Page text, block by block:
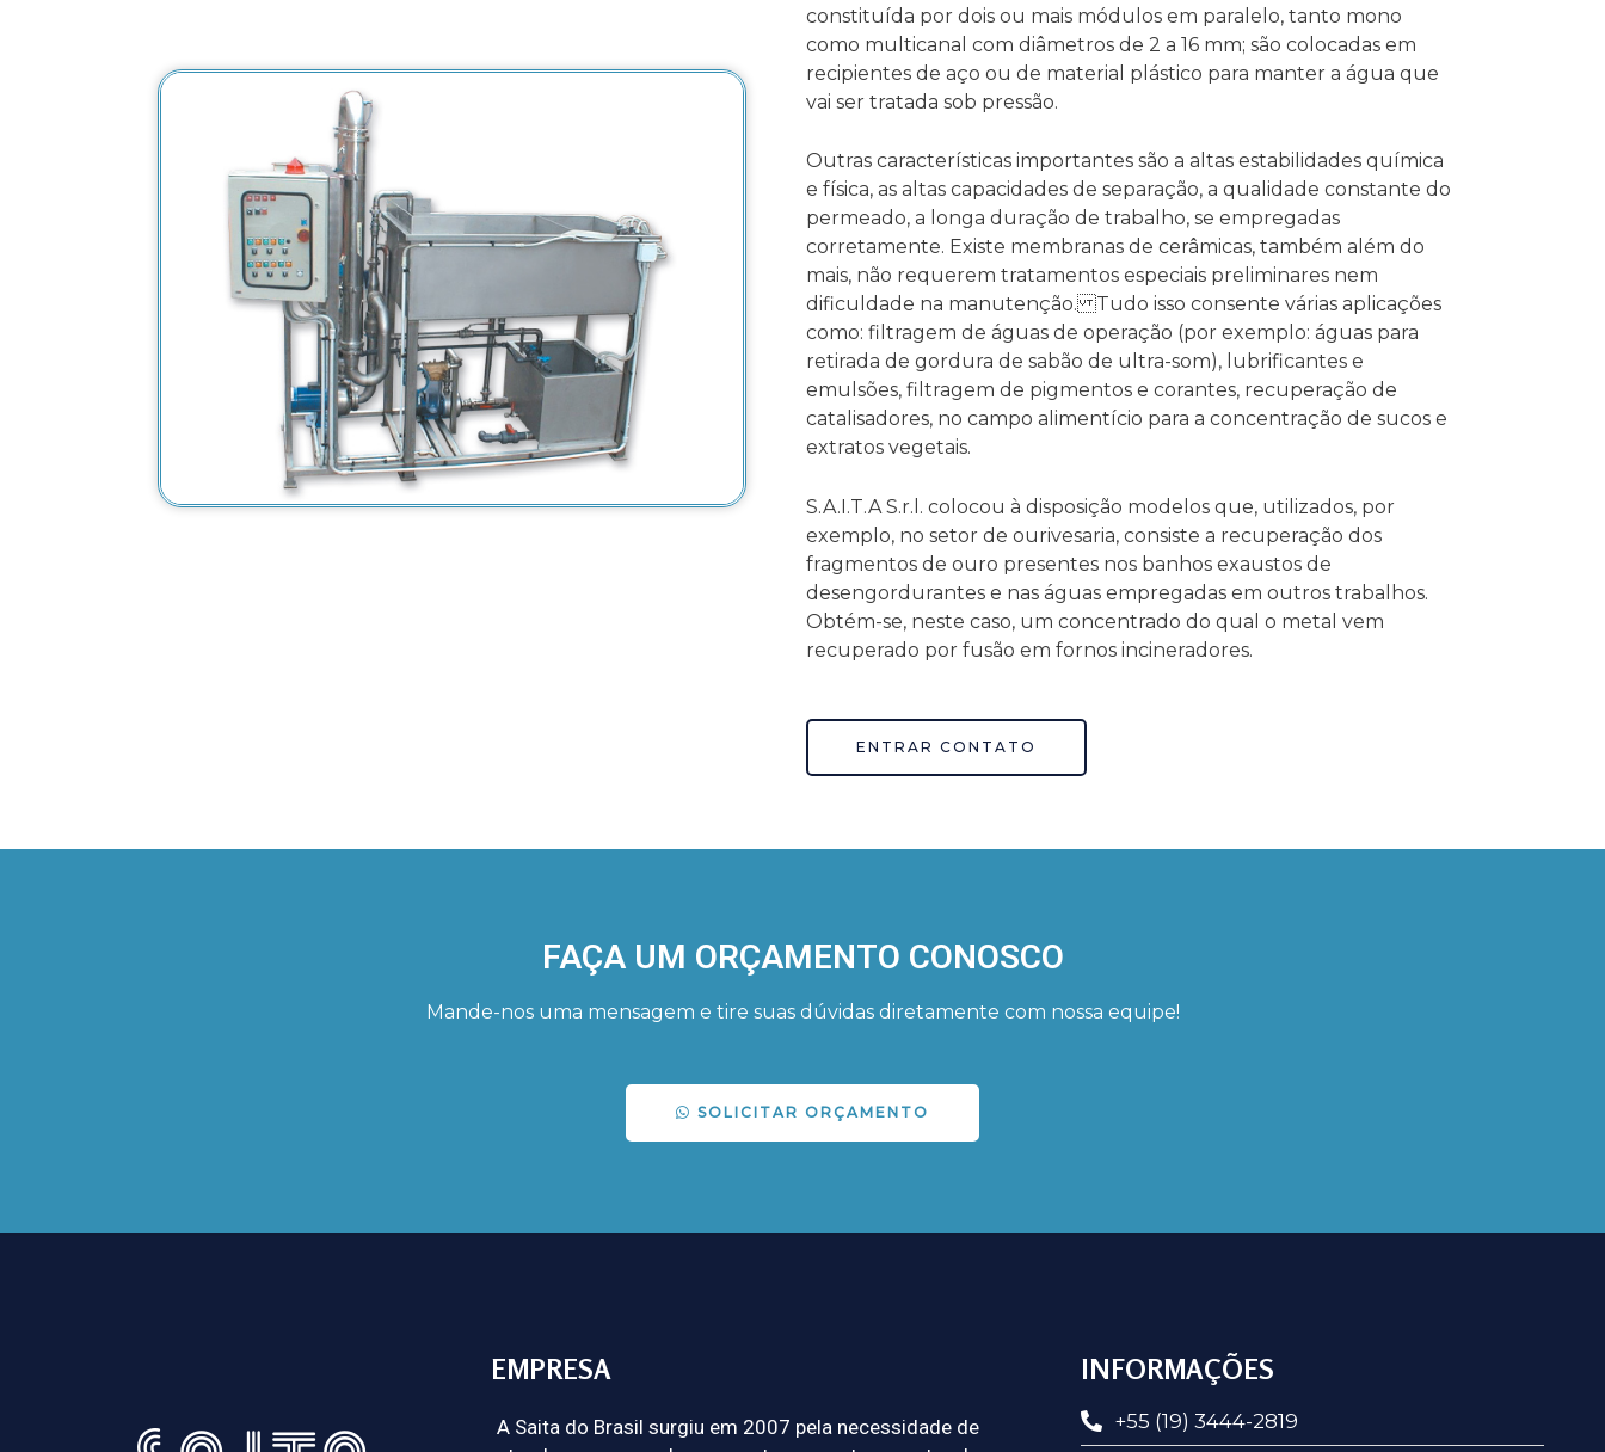
constituída por dois ou mais módulos em paralelo, tanto mono
como multicanal com diâmetros de 2 a 16 mm; são colocadas em
recipientes de aço ou de material plástico para manter a água que
vai ser tratada sob pressão.
Outras características importantes são a altas estabilidades química
e física, as altas capacidades de separação, a qualidade constante do
permeado, a longa duração de trabalho, se empregadas
corretamente. Existe membranas de cerâmicas, também além do
mais, não requerem tratamentos especiais preliminares nem
dificuldade na manutenção. Tudo isso consente várias aplicações
como: filtragem de águas de operação (por exemplo: águas para
retirada de gordura de sabão de ultra-som), lubrificantes e
emulsões, filtragem de pigmentos e corantes, recuperação de
catalisadores, no campo alimentício para a concentração de sucos e
extratos vegetais.
S.A.I.T.A S.r.l. colocou à disposição modelos que, utilizados, por
exemplo, no setor de ourivesaria, consiste a recuperação dos
fragmentos de ouro presentes nos banhos exaustos de
desengordurantes e nas águas empregadas em outros trabalhos.
Obtém-se, neste caso, um concentrado do qual o metal vem
recuperado por fusão em fornos incineradores.
ENTRAR CONTATO
FAÇA UM ORÇAMENTO CONOSCO
Mande-nos uma mensagem e tire suas dúvidas diretamente com nossa equipe!
SOLICITAR ORÇAMENTO
EMPRESA
A Saita do Brasil surgiu em 2007 pela necessidade de
INFORMAÇÕES
+55 (19) 3444-2819